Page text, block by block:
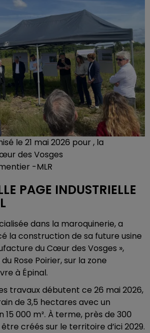
le 21 mai 2026 pour , la
des Vosges
-MLR
PAGE INDUSTRIELLE
dans la maroquinerie, a
la construction de sa future usine
du Cœur des Vosges »,
Rose Poirier, sur la zone
à Épinal.
travaux débutent ce 26 mai 2026,
de 3,5 hectares avec un
15 000 m². À terme, près de 300
créés sur le territoire d’ici 2029.